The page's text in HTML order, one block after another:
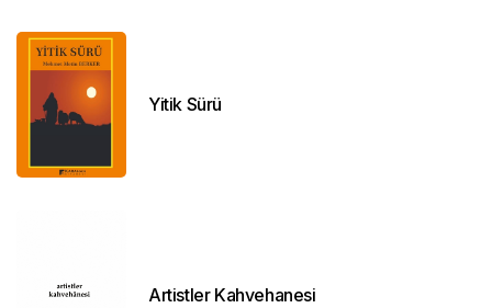
Yitik Sürü
Artistler Kahvehanesi